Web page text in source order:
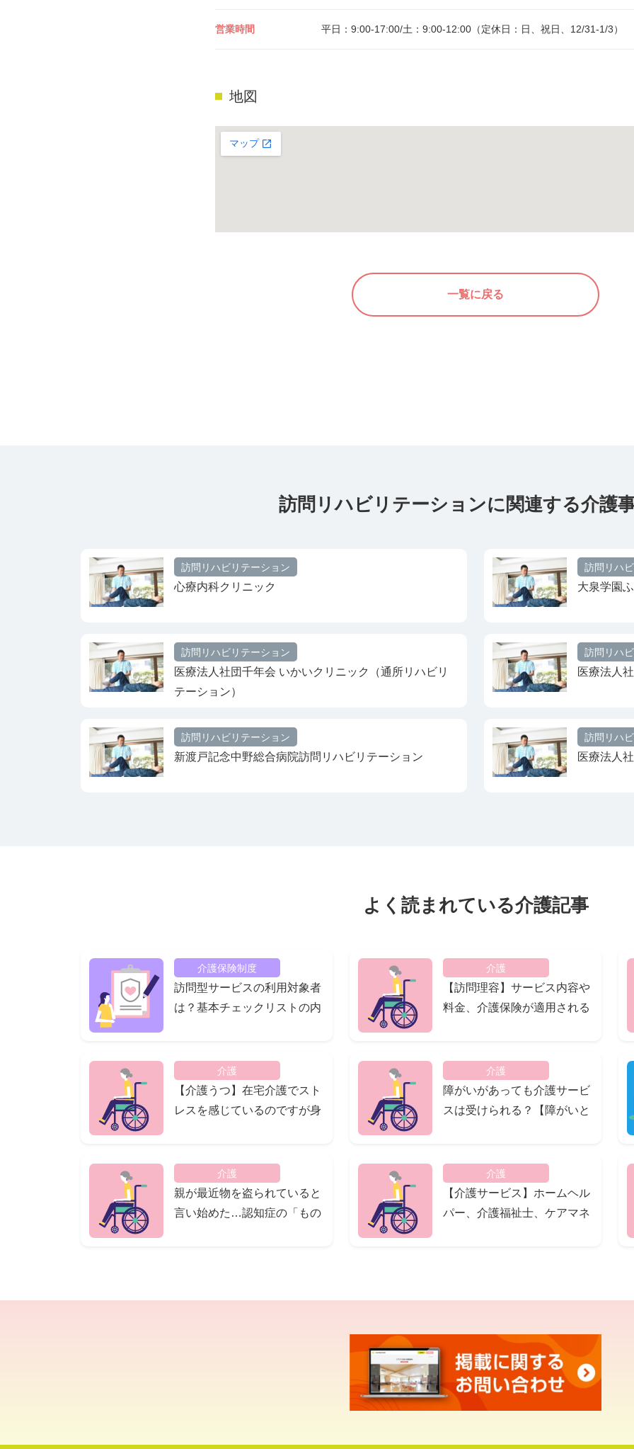
営業時間 平日：9:00-17:00/土：9:00-12:00（定休日：日、祝日、12/31-1/3）
地図
一覧に戻る
訪問リハビリテーションに関連する介護
訪問リハビリテーション
心療内科クリニック
訪問リハ
大泉学園
訪問リハビリテーション
医療法人社団千年会 いかいクリニック（通所リハビリ
テーション）
訪問リハ
医療法人
訪問リハビリテーション
新渡戸記念中野総合病院訪問リハビリテーション
訪問リハ
医療法人
よく読まれている介護記事
介護保険制度
訪問型サービスの利用対象者
は？基本チェックリストの内
介護
【訪問理容】サービス内容や
料金、介護保険が適用される
介護
【介護うつ】在宅介護でスト
レスを感じているのですが身
介護
障がいがあっても介護サービ
スは受けられる？【障がいと
介護
親が最近物を盗られていると
言い始めた…認知症の「もの
介護
【介護サービス】ホームヘル
パー、介護福祉士、ケアマネ